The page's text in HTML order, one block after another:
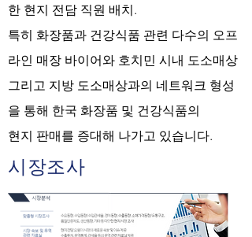
한 현지 전담 직원 배치.
특히 화장품과 건강식품 관련 다수의 오프
라인 매장 바이어와 호치민 시내 도소매상
그리고 지방 도소매상과의 네트워크 형성
을 통해 한국 화장품 및 건강식품의
현지 판매를 증대해 나가고 있습니다.
​시장조사